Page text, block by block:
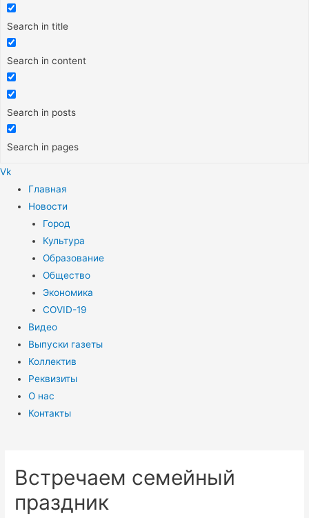
Search in title
Search in content
Search in posts
Search in pages
Vk
Меню
Главная
Новости
Город
Культура
Образование
Общество
Экономика
COVID-19
Видео
Выпуски газеты
Коллектив
Реквизиты
О нас
Контакты
Встречаем семейный
праздник